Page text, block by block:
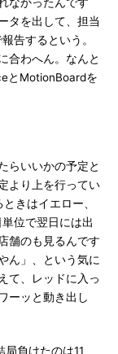
タを出して、担当
告するという。
合わへん。なんと
とMotionBoardを
らいいかの予定と
より上を行ってい
きはイエロー、
位で翌日には出
舗のも見るんです
ん」、という気に
て、レッドに入っ
ーッと動き出し
負けたのは11、